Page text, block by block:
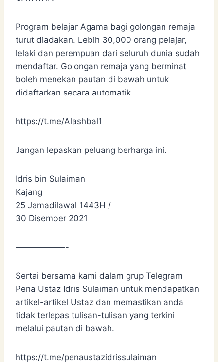
Program belajar Agama bagi golongan remaja
turut diadakan. Lebih 30,000 orang pelajar,
lelaki dan perempuan dari seluruh dunia sudah
mendaftar. Golongan remaja yang berminat
boleh menekan pautan di bawah untuk
didaftarkan secara automatik.
https://t.me/Alashbal1
Jangan lepaskan peluang berharga ini.
Idris bin Sulaiman
Kajang
25 Jamadilawal 1443H /
30 Disember 2021
——————-
Sertai bersama kami dalam grup Telegram
Pena Ustaz Idris Sulaiman untuk mendapatkan
artikel-artikel Ustaz dan memastikan anda
tidak terlepas tulisan-tulisan yang terkini
melalui pautan di bawah.
https://t.me/penaustazidrissulaiman